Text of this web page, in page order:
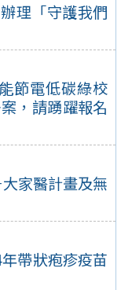
理「守護我們
節電低碳綠校
，請踴躍報名
家醫計畫及無
帶狀疱疹疫苗